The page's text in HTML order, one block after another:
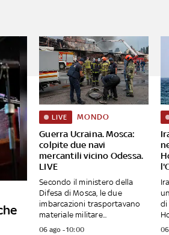
Guerra Ucraina. Mosca:
colpite due navi
mercantili vicino Odessa.
LIVE
LIVE MONDO
Secondo il ministero della
Difesa di Mosca, le due
imbarcazioni trasportavano
materiale militare...
06 ago - 10:00
di